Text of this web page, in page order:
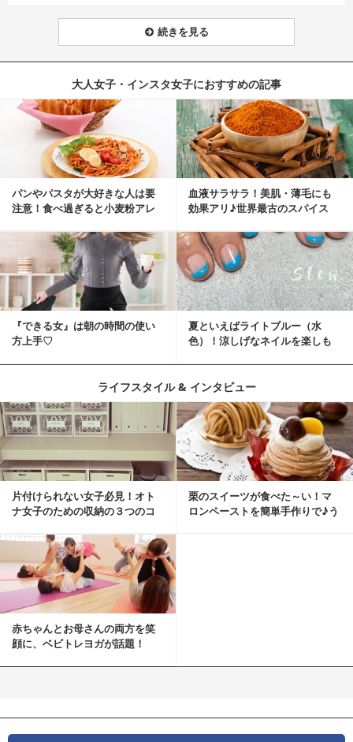
続きを見る
大人女子・インスタ女子におすすめの記事
パンやパスタが大好きな人は要
注意！食べ過ぎると小麦粉アレ
血液サラサラ！美肌・薄毛にも
効果アリ♪世界最古のスパイス
『できる女』は朝の時間の使い
方上手♡
夏といえばライトブルー（水
色）！涼しげなネイルを楽しも
ライフスタイル & インタビュー
片付けられない女子必見！オト
ナ女子のための収納の３つのコ
栗のスイーツが食べた～い！マ
ロンペーストを簡単手作りで♪う
赤ちゃんとお母さんの両方を笑
顔に、ベビトレヨガが話題！